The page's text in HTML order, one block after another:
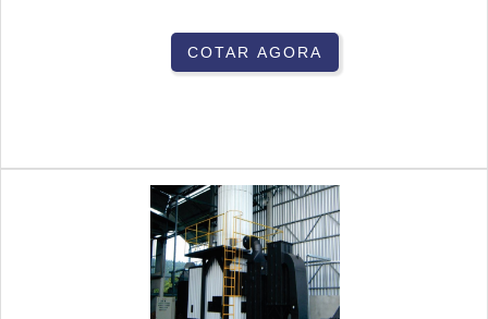
COTAR AGORA